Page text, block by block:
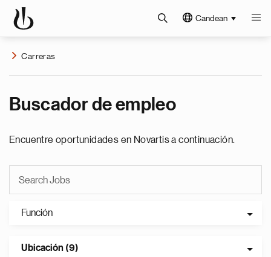
Candean
Carreras
Buscador de empleo
Encuentre oportunidades en Novartis a continuación.
Función
Ubicación (9)